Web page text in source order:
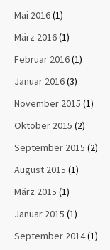
Mai 2016(1)
März 2016(1)
Februar 2016(1)
Januar 2016(3)
November 2015 (1)
Oktober 2015 (2)
September 2015 (2)
August 2015 (1)
März 2015 (1)
Januar 2015 (1)
September 2014(1)